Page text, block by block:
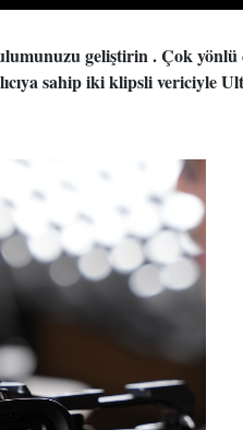
geliştirin . Çok
sahip iki klipsli vericiyle